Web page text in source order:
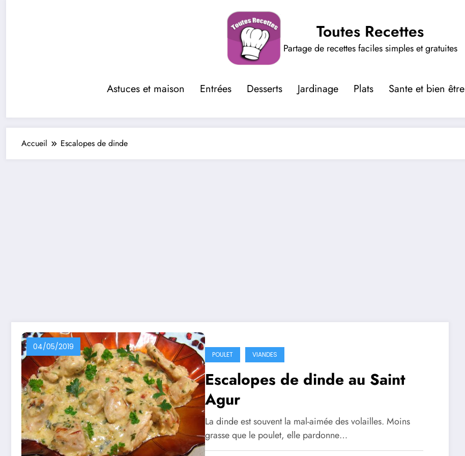
Toutes Recettes
Partage de recettes faciles simples et gratuites
Astuces et maison Entrées Desserts Jardinage Plats Sante et bien être
Accueil Escalopes de dinde
04/05/2019
POULET VIANDES
Escalopes de dinde au Saint
Agur
La dinde est souvent la mal-aimée des volailles. Moins
grasse que le poulet, elle pardonne…